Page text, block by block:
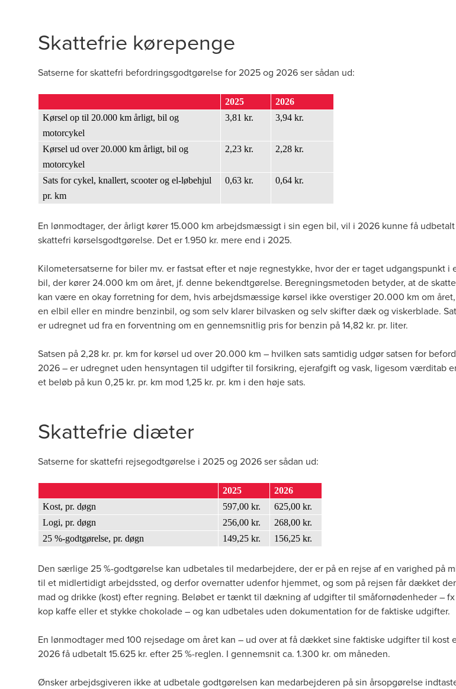
Skattefrie kørepenge
Satserne for skattefri befordringsgodtgørelse for 2025 og 2026 ser sådan ud:
2025
2026
Kørsel op til 20.000 km årligt, bil og
motorcykel
3,81 kr. 3,94 kr.
Kørsel ud over 20.000 km årligt, bil og
motorcykel
2,23 kr. 2,28 kr.
Sats for cykel, knallert, scooter og el-løbehjul
pr. km
0,63 kr. 0,64 kr.
En lønmodtager, der årligt kører 15.000 km arbejdsmæssigt i sin egen bil, vil i 2026 kunne få udbetalt
skattefri kørselsgodtgørelse. Det er 1.950 kr. mere end i 2025.
Kilometersatserne for biler mv. er fastsat efter et nøje regnestykke, hvor der er taget udgangspunkt i
bil, der kører 24.000 km om året, jf. denne bekendtgørelse. Beregningsmetoden betyder, at de
kan være en okay forretning for dem, hvis arbejdsmæssige kørsel ikke overstiger 20.000 km om
en elbil eller en mindre benzinbil, og som selv klarer bilvasken og selv skifter dæk og viskerblade.
er udregnet ud fra en forventning om en gennemsnitlig pris for benzin på 14,82 kr. pr. liter.
Satsen på 2,28 kr. pr. km for kørsel ud over 20.000 km – hvilken sats samtidig udgør satsen for
2026 – er udregnet uden hensyntagen til udgifter til forsikring, ejerafgift og vask, ligesom værditab
et beløb på kun 0,25 kr. pr. km mod 1,25 kr. pr. km i den høje sats.
Skattefrie diæter
Satserne for skattefri rejsegodtgørelse i 2025 og 2026 ser sådan ud:
2025
2026
Kost, pr. døgn
597,00 kr.
625,00 kr.
Logi, pr. døgn
256,00 kr.
268,00 kr.
25 %-godtgørelse, pr. døgn
149,25 kr. 156,25 kr.
Den særlige 25 %-godtgørelse kan udbetales til medarbejdere, der er på en rejse af en varighed på
til et midlertidigt arbejdssted, og derfor overnatter udenfor hjemmet, og som på rejsen får dækket
mad og drikke (kost) efter regning. Beløbet er tænkt til dækning af udgifter til småfornødenheder –
kop kaffe eller et stykke chokolade – og kan udbetales uden dokumentation for de faktiske udgifter.
En lønmodtager med 100 rejsedage om året kan – ud over at få dækket sine faktiske udgifter til kost
2026 få udbetalt 15.625 kr. efter 25 %-reglen. I gennemsnit ca. 1.300 kr. om måneden.
Ønsker arbejdsgiveren ikke at udbetale godtgørelsen kan medarbejderen på sin årsopgørelse